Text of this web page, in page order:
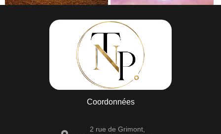
Coordonnées
2 rue de Grimont,